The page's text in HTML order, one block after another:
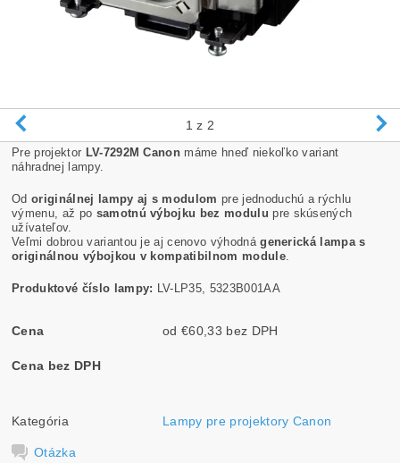
1 z 2
Pre projektor LV-7292M Canon máme hneď niekoľko variant
náhradnej lampy.
Odoriginálnej lampy aj s modulom pre jednoduchú a rýchlu
výmenu, až po samotnú výbojku bez modulu pre skúsených
užívateľov.
Veľmi dobrou variantou je aj cenovo výhodnágenerická lampa s
originálnou výbojkou v kompatibilnom module.
Produktové číslo lampy: LV-LP35, 5323B001AA
Cena od €60,33 bez DPH
Cena bez DPH
Kategória Lampy pre projektory Canon
Otázka